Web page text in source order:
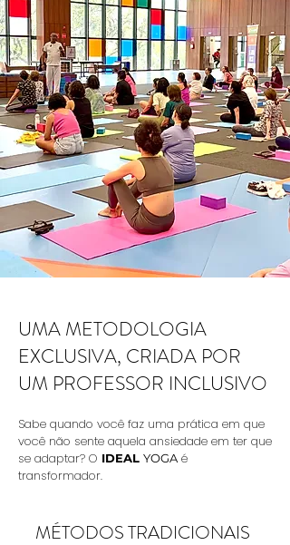
UMA METODOLOGIA
EXCLUSIVA, CRIADA POR
UM PROFESSOR INCLUSIVO
Sabe quando você faz uma prática em que
você não sente aquela ansiedade em ter que
se adaptar? O IDEAL YOGAé
transformador.
​MÉTODOS TRADICIONAIS